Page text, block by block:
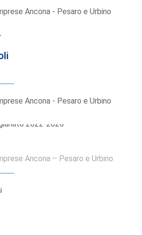
Ancona - Pesaro e Urbino
Ancona - Pesaro e Urbino
Ancona – Pesaro e Urbino